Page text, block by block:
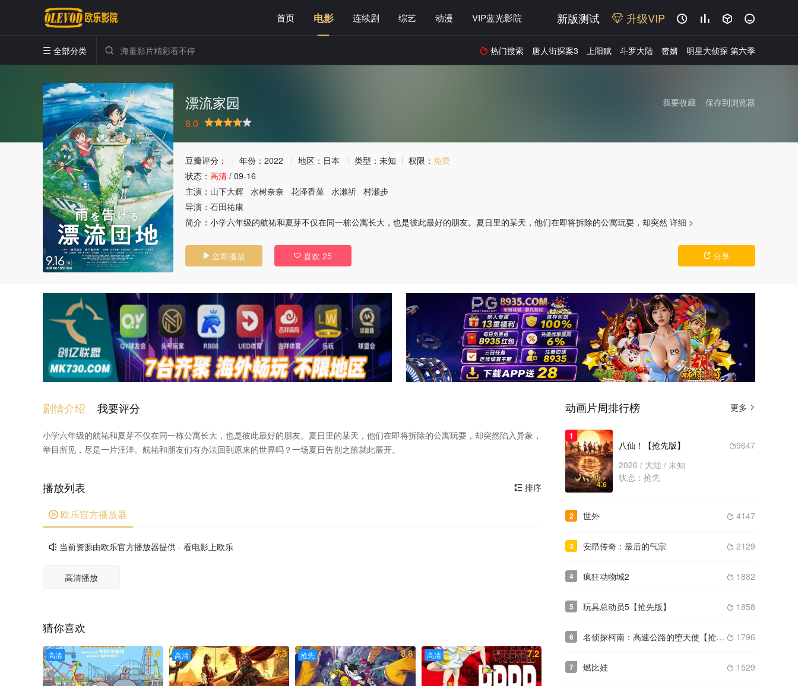
首页 电影 连续剧 综艺 动漫 VIP蓝光影院 新版测试 升级VIP    
 全部分类   热门搜索 唐人街探案3 上阳赋 斗罗大陆 赘婿 明星大侦探 第六季
保存到浏览器
我要收藏
漂流家园
8.0
很差较差
还行 推荐力荐
豆瓣评分： 年份： 2022 地区： 日本 类型： 未知 权限： 免费
状态： 高清 / 09-16
主演： 山下大辉 水树奈奈 花泽香菜 水濑祈 村瀬步
导演： 石田祐康
简介： 小学六年级的航祐和夏芽不仅在同一栋公寓长大，也是彼此最好的朋友。夏日里的某天，他们在即将拆除的公寓玩耍，却突然 详细 >
 立即播放  喜欢 25  分享
剧情介绍 我要评分
小学六年级的航祐和夏芽不仅在同一栋公寓长大，也是彼此最好的朋友。夏日里的某天，他们在即将拆除的公寓玩耍，却突然陷入异象，
举目所见，尽是一片汪洋。航祐和朋友们有办法回到原来的世界吗？一场夏日告别之旅就此展开。
 排序
播放列表
 欧乐官方播放器
 当前资源由欧乐官方播放器提供 - 看电影上欧乐
高清播放
猜你喜欢
高清 8.8 高清 5.3 抢先 8.8 高清 7.2
更多 
动画片周排行榜
1
4.6
9647
八仙！【抢先版】
2026 / 大陆 / 未知
状态：抢先
2  4147
世外
3  2129
安昂传奇：最后的气宗
4  1882
疯狂动物城2
5  1858
玩具总动员5【抢先版】
6  1796
名侦探柯南：高速公路的堕天使【抢先版】
7  1529
燃比娃